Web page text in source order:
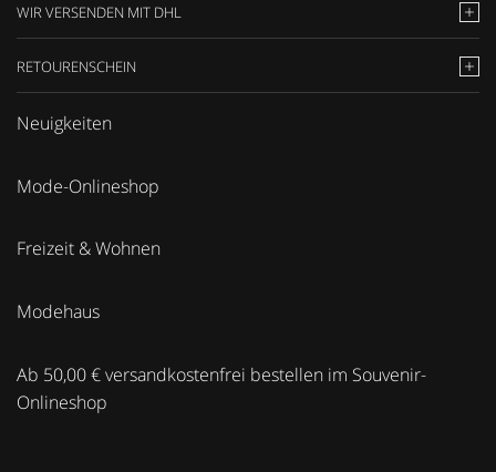
WIR VERSENDEN MIT DHL
RETOURENSCHEIN
Neuigkeiten
Mode-Onlineshop
Freizeit & Wohnen
Modehaus
Ab 50,00 € versandkostenfrei bestellen im Souvenir-
Onlineshop